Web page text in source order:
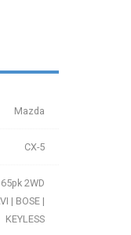
Mazda
CX-5
2WD
| BOSE |
KEYLESS